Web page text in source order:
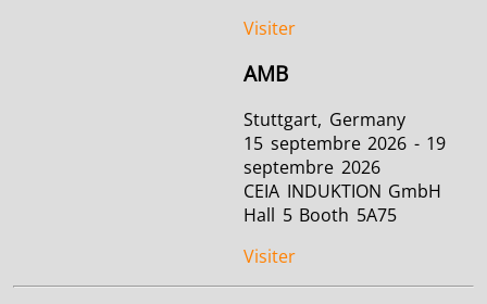
Visiter
AMB
Stuttgart, Germany
15 septembre 2026 - 19
septembre 2026
CEIA INDUKTION GmbH
Hall 5 Booth 5A75
Visiter